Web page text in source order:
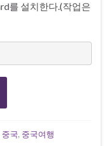
를 설치한다.(작업은
중국, 중국여행